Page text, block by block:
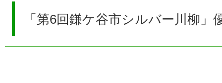
「第6回鎌ケ谷市シルバー川柳」